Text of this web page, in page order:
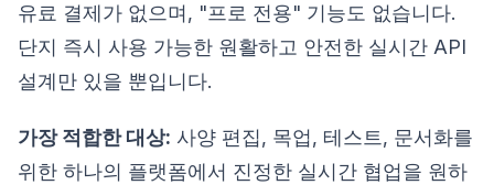
유료 결제가 없으며, "프로 전용" 기능도 없습니다.
단지 즉시 사용 가능한 원활하고 안전한 실시간 API
설계만 있을 뿐입니다.
가장 적합한 대상: 사양 편집, 목업, 테스트, 문서화를
위한 하나의 플랫폼에서 진정한 실시간 협업을 원하